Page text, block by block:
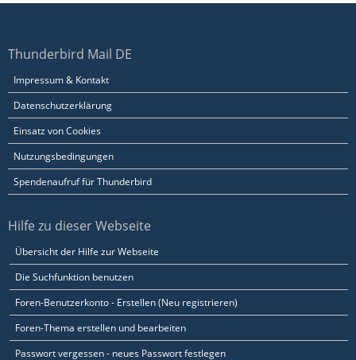
Thunderbird Mail DE
Impressum & Kontakt
Datenschutzerklärung
Einsatz von Cookies
Nutzungsbedingungen
Spendenaufruf für Thunderbird
Hilfe zu dieser Webseite
Übersicht der Hilfe zur Webseite
Die Suchfunktion benutzen
Foren-Benutzerkonto - Erstellen (Neu registrieren)
Foren-Thema erstellen und bearbeiten
Passwort vergessen - neues Passwort festlegen